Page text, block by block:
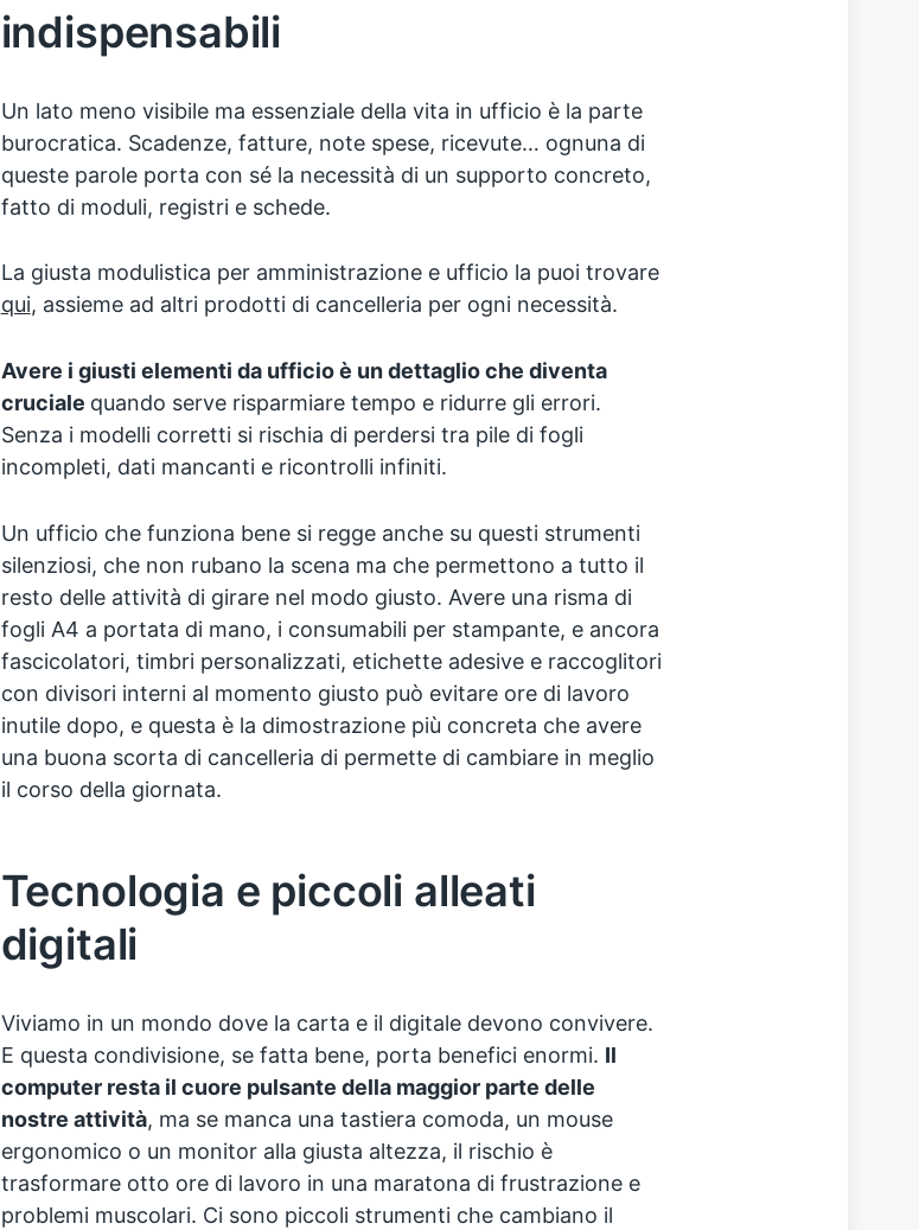
indispensabili
Un lato meno visibile ma essenziale della vita in ufficio è la parte
burocratica. Scadenze, fatture, note spese, ricevute… ognuna di
queste parole porta con sé la necessità di un supporto concreto,
fatto di moduli, registri e schede.
La giusta modulistica per amministrazione e ufficio la puoi trovare
qui, assieme ad altri prodotti di cancelleria per ogni necessità.
Avere i giusti elementi da ufficio è un dettaglio che diventa
cruciale quando serve risparmiare tempo e ridurre gli errori.
Senza i modelli corretti si rischia di perdersi tra pile di fogli
incompleti, dati mancanti e ricontrolli infiniti.
Un ufficio che funziona bene si regge anche su questi strumenti
silenziosi, che non rubano la scena ma che permettono a tutto il
resto delle attività di girare nel modo giusto. Avere una risma di
fogli A4 a portata di mano, i consumabili per stampante, e ancora
fascicolatori, timbri personalizzati, etichette adesive e raccoglitori
con divisori interni al momento giusto può evitare ore di lavoro
inutile dopo, e questa è la dimostrazione più concreta che avere
una buona scorta di cancelleria di permette di cambiare in meglio
il corso della giornata.
Tecnologia e piccoli alleati
digitali
Viviamo in un mondo dove la carta e il digitale devono convivere.
E questa condivisione, se fatta bene, porta benefici enormi. Il
computer resta il cuore pulsante della maggior parte delle
nostre attività, ma se manca una tastiera comoda, un mouse
ergonomico o un monitor alla giusta altezza, il rischio è
trasformare otto ore di lavoro in una maratona di frustrazione e
problemi muscolari. Ci sono piccoli strumenti che cambiano il